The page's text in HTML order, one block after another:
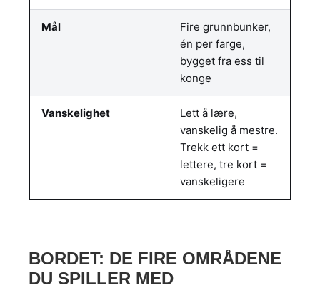
Mål
Fire grunnbunker,
én per farge,
bygget fra ess til
konge
Vanskelighet
Lett å lære,
vanskelig å mestre.
Trekk ett kort =
lettere, tre kort =
vanskeligere
BORDET: DE FIRE OMRÅDENE
DU SPILLER MED